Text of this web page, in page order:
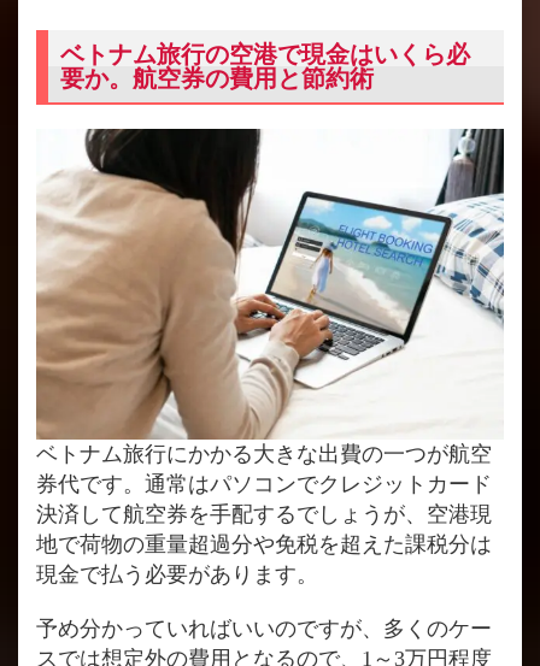
ベトナム旅行の空港で現金はいくら必
要か。航空券の費用と節約術
ベトナム旅行にかかる大きな出費の一つが航空
券代です。通常はパソコンでクレジットカード
決済して航空券を手配するでしょうが、空港現
地で荷物の重量超過分や免税を超えた課税分は
現金で払う必要があります。
予め分かっていればいいのですが、多くのケー
スでは想定外の費用となるので、1～3万円程度